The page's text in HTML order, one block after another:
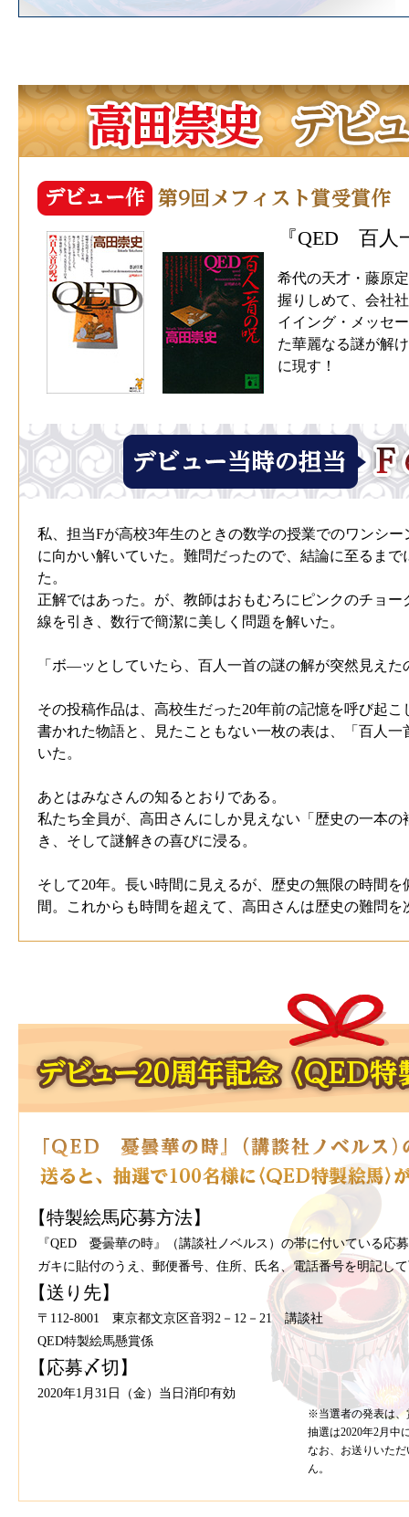
『QED 百人
希代の天才・藤原
握りしめて、会社
イイング・メッセ
た華麗なる謎が解
に現す！
私、担当Fが高校3年生のときの数学の授業でのワンシ
に向かい解いていた。難問だったので、結論に至るま
た。
正解ではあった。が、教師はおもむろにピンクのチョ
線を引き、数行で簡潔に美しく問題を解いた。
「ボ―ッとしていたら、百人一首の謎の解が突然見え
その投稿作品は、高校生だった20年前の記憶を呼び起こ
書かれた物語と、見たこともない一枚の表は、「百人
いた。
あとはみなさんの知るとおりである。
私たち全員が、高田さんにしか見えない「歴史の一本
き、そして謎解きの喜びに浸る。
そして20年。長い時間に見えるが、歴史の無限の時間
間。これからも時間を超えて、高田さんは歴史の難問
【特製絵馬応募方法】
『QED 憂曇華の時』（講談社ノベルス）の帯に付いている応
ガキに貼付のうえ、郵便番号、住所、氏名、電話番号を明記し
【送り先】
〒112-8001 東京都文京区音羽2－12－21 講談社
QED特製絵馬懸賞係
【応募〆切】
2020年1月31日（金）当日消印有効
※当選者の発表は、
抽選は2020年2月中
なお、お送りいた
ん。